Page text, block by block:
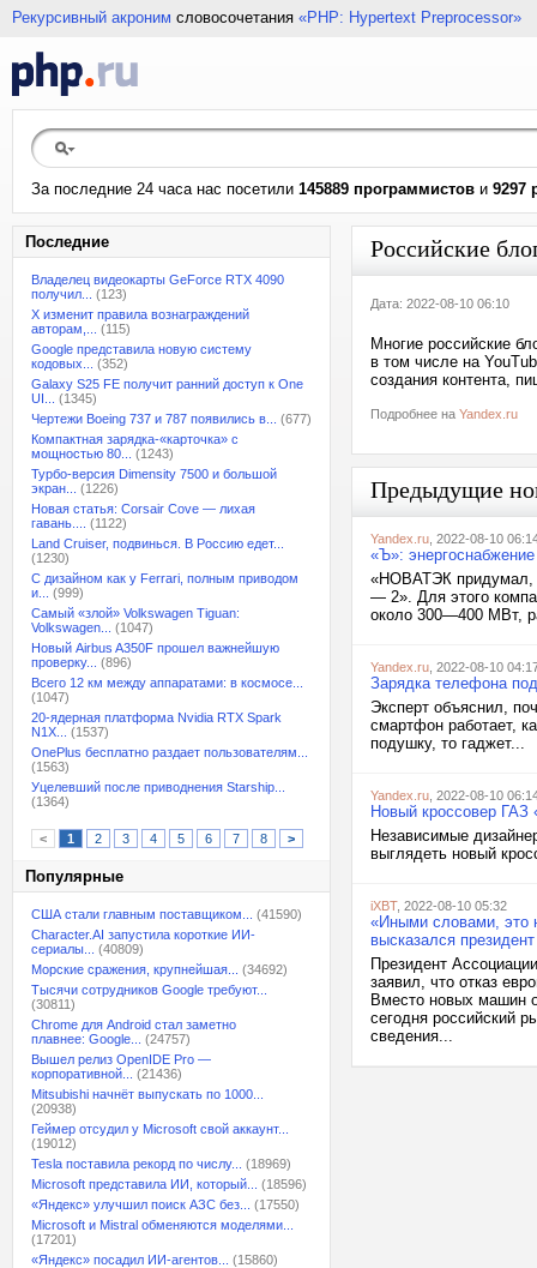
Рекурсивный акроним словосочетания «PHP: Hypertext Preprocessor»
За последние 24 часа нас посетили 145889 программистов и 9297
Последние
Владелец видеокарты GeForce RTX 4090
получил...
(123)
X изменит правила вознаграждений
авторам,...
(115)
Google представила новую систему
кодовых...
(352)
Galaxy S25 FE получит ранний доступ к One
UI...
(1345)
Чертежи Boeing 737 и 787 появились в...
(677)
Компактная зарядка-«карточка» с
мощностью 80...
(1243)
Турбо-версия Dimensity 7500 и большой
экран...
(1226)
Новая статья: Corsair Cove — лихая
гавань....
(1122)
Land Cruiser, подвинься. В Россию едет...
(1230)
С дизайном как у Ferrari, полным приводом
и...
(999)
Самый «злой» Volkswagen Tiguan:
Volkswagen...
(1047)
Новый Airbus A350F прошел важнейшую
проверку...
(896)
Всего 12 км между аппаратами: в космосе...
(1047)
20-ядерная платформа Nvidia RTX Spark
N1X...
(1537)
OnePlus бесплатно раздает пользователям...
(1563)
Уцелевший после приводнения Starship...
(1364)
< 1 2 3 4 5 6 7 8 >
Популярные
США стали главным поставщиком...
(41590)
Character.AI запустила короткие ИИ-
сериалы...
(40809)
Морские сражения, крупнейшая...
(34692)
Тысячи сотрудников Google требуют...
(30811)
Chrome для Android стал заметно
плавнее: Google...
(24757)
Вышел релиз OpenIDE Pro —
корпоративной...
(21436)
Mitsubishi начнёт выпускать по 1000...
(20938)
Геймер отсудил у Microsoft свой аккаунт...
(19012)
Tesla поставила рекорд по числу...
(18969)
Microsoft представила ИИ, который...
(18596)
«Яндекс» улучшил поиск АЗС без...
(17550)
Microsoft и Mistral обменяются моделями...
(17201)
«Яндекс» посадил ИИ-агентов...
(15860)
Российские
Дата: 2022-08-10 06:10
Многие российские
в том числе на
создания контента,
Подробнее на Yandex.ru
Предыдущие
Yandex.ru , 2022-08-10
«Ъ»:
«НОВАТЭК придумал,
— 2». Для этого
около 300—400 МВт,
Yandex.ru , 2022-08-10
Зарядка телефона
Эксперт объяснил,
смартфон работает,
подушку, то гаджет...
Yandex.ru , 2022-08-10
Новый кроссовер ГАЗ
Независимые
выглядеть новый
iXBT, 2022-08-10 05:32
«Иными словами, это
высказался
Президент
заявил, что отказ
Вместо новых машин
сегодня российский
сведения...